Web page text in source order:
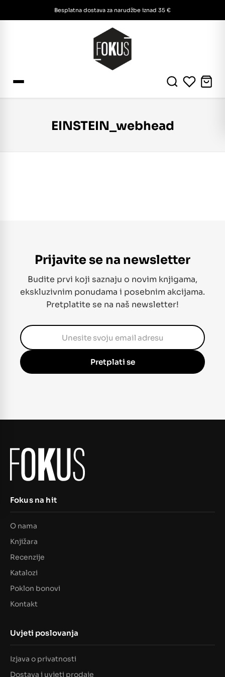
Besplatna dostava za narudžbe iznad 35 €
EINSTEIN_webhead
Prijavite se na newsletter
Budite prvi koji saznaju o novim knjigama,
ekskluzivnim ponudama i posebnim akcijama.
Pretplatite se na naš newsletter!
Pretplati se
Fokus na hit
O nama
Knjižara
Recenzije
Katalozi
Poklon bonovi
Kontakt
Uvjeti poslovanja
Izjava o privatnosti
Dostava i uvjeti prodaje